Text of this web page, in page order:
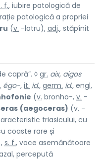
f., iubire patologică de
patologică a propriei
(v. -latru), adj., stăpînit
capră”. ◊ gr. aix, aigos
égo-, it. id., germ. id., engl.
(v. bronho-, v. -
(aegoceras) (v. -
triasicului, cu
coaste rare și
s. f., voce asemănătoare
percepută